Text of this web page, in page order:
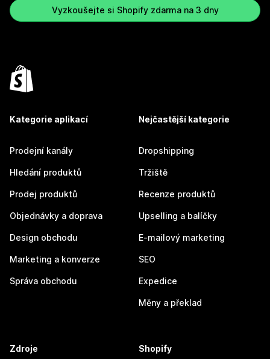
Vyzkoušejte si Shopify zdarma na 3 dny
Kategorie aplikací
Prodejní kanály
Hledání produktů
Prodej produktů
Objednávky a doprava
Design obchodu
Marketing a konverze
Správa obchodu
Nejčastější kategorie
Dropshipping
Tržiště
Recenze produktů
Upselling a balíčky
E-mailový marketing
SEO
Expedice
Měny a překlad
Zdroje Shopify